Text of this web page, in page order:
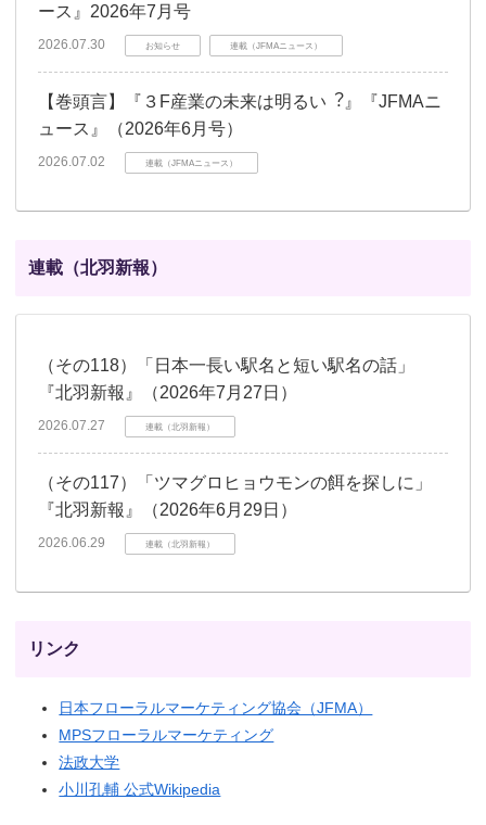
ース』2026年7月号
2026.07.30 お知らせ 連載（JFMAニュース）
【巻頭言】『３F産業の未来は明るい︖』『JFMAニ
ュース』（2026年6月号）
2026.07.02 連載（JFMAニュース）
連載（北羽新報）
（その118）「日本一長い駅名と短い駅名の話」
『北羽新報』（2026年7月27日）
2026.07.27 連載（北羽新報）
（その117）「ツマグロヒョウモンの餌を探しに」
『北羽新報』（2026年6月29日）
2026.06.29 連載（北羽新報）
リンク
日本フローラルマーケティング協会（JFMA）
MPSフローラルマーケティング
法政大学
小川孔輔 公式Wikipedia